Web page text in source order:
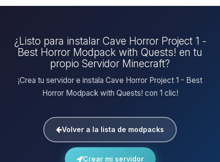
¿Listo para instalar Cave Horror Project 1 -
Best Horror Modpack with Quests! en tu
propio Servidor Minecraft?
¡Crea tu servidor e instala Cave Horror Project 1 - Best
Horror Modpack with Quests! con 1 clic!
Volver a la lista de modpacks
Crear mi servidor